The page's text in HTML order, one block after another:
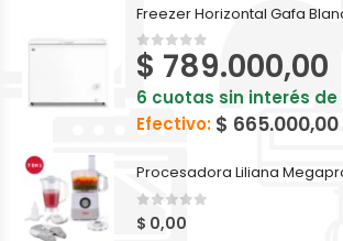
0out of 5
$ 789.000,00
6 cuotas sin interés de
Efectivo: $ 665.000,00
Procesadora Liliana
0 out of 5
$ 0,00